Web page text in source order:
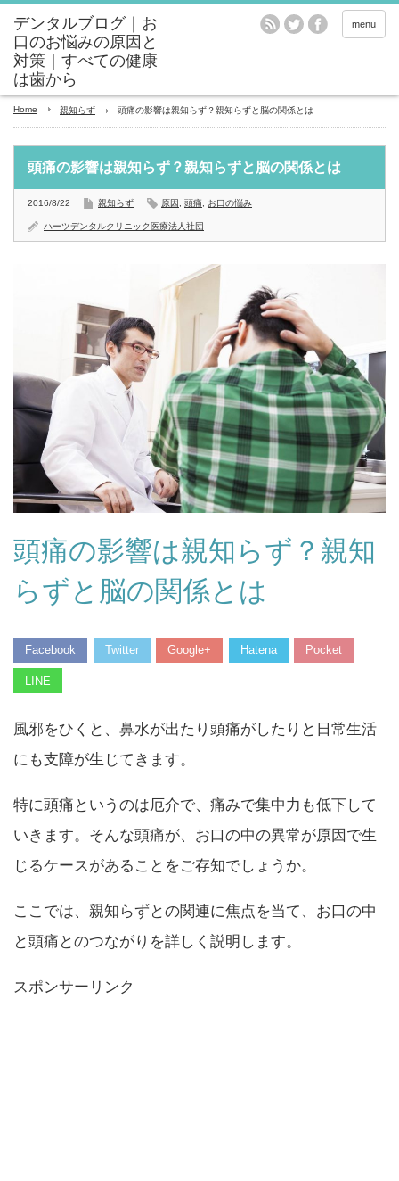
menu
Home 親知らず 頭痛の影響は親知らず？親知らずと脳の関係とは
頭痛の影響は親知らず？親知らずと脳の関係とは
2016/8/22 親知らず 原因 頭痛 お口の悩み
ハーツデンタルクリニック医療法人社団
頭痛の影響は親知らず？親知
らずと脳の関係とは
Facebook Twitter Google+ Hatena Pocket
LINE
風邪をひくと、鼻水が出たり頭痛がしたりと日常生活
にも支障が生じてきます。
特に頭痛というのは厄介で、痛みで集中力も低下して
いきます。そんな頭痛が、お口の中の異常が原因で生
じるケースがあることをご存知でしょうか。
ここでは、親知らずとの関連に焦点を当て、お口の中
と頭痛とのつながりを詳しく説明します。
スポンサーリンク